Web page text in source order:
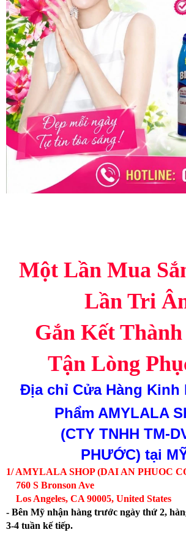
Một Lần Mua
Lần Tri
Gắn Kết
Tận Lòng
Địa chỉ Cửa Hàng Kinh
Phẩm AMYLALA
(CTY TNHH TM-
PHƯỚC) tại
1/ AMYLALA SHOP (DAI AN
760 S Bronson Ave
Los Angeles, CA 90005, United States
- Bên Mỹ nhận hàng trước ngày thứ 2,
3-4 tuần kế tiếp.